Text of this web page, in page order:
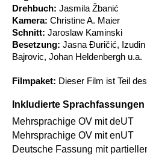
Drehbuch: Jasmila Žbanić
Kamera: Christine A. Maier
Schnitt: Jaroslaw Kaminski
Besetzung: Jasna Đuričić,
Bajrovic, Johan Heldenbergh u.a.
Filmpaket: Dieser Film ist Teil des
Inkludierte Sprachfassungen
Mehrsprachige OV mit deUT
Mehrsprachige OV mit enUT
Deutsche Fassung mit